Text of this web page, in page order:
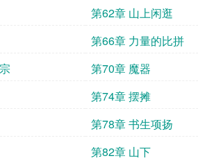
第62章 山上闲逛
第66章 力量的比拼
第70章 魔器
第74章 摆摊
第78章 书生项扬
第82章 山下